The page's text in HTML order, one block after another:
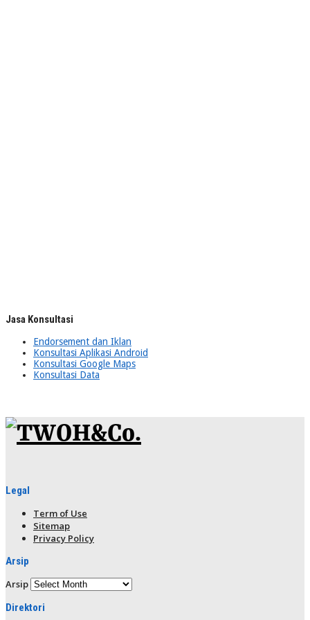
Jasa Konsultasi
Endorsement dan Iklan
Konsultasi Aplikasi Android
Konsultasi Google Maps
Konsultasi Data
Legal
Term of Use
Sitemap
Privacy Policy
Arsip
Arsip
Direktori